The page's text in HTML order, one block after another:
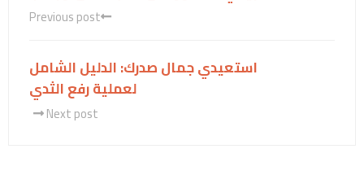
Previous post
استعيدي جمال صدرك: الدليل الشامل
لعملية رفع الثدي
Next post